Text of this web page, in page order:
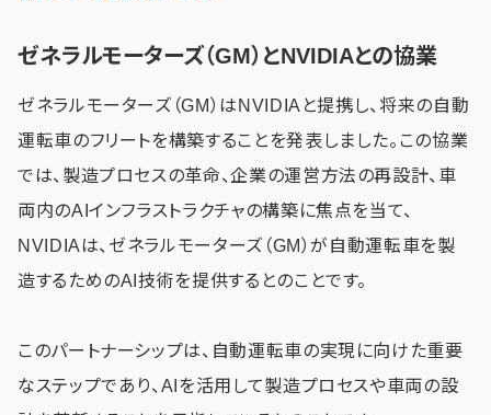
ゼネラルモーターズ（GM）とNVIDIAとの協業
ゼネラルモーターズ（GM）はNVIDIAと提携し、将来の自動
運転車のフリートを構築することを発表しました。この協業
では、製造プロセスの革命、企業の運営方法の再設計、車
両内のAIインフラストラクチャの構築に焦点を当て、
NVIDIAは、ゼネラルモーターズ（GM）が自動運転車を製
造するためのAI技術を提供するとのことです。
このパートナーシップは、自動運転車の実現に向けた重要
なステップであり、AIを活用して製造プロセスや車両の設